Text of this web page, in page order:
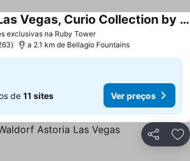
exclusivas na Ruby Tower
Virgin Hotels Las Vegas, Curio Collection by Hilton
a 2.1 km de Bellagio Fountains
de 11 sites Ver preços
Partilhar